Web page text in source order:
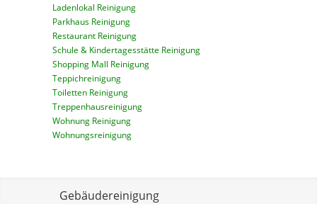
Ladenlokal Reinigung
Parkhaus Reinigung
Restaurant Reinigung
Schule & Kindertagesstätte Reinigung
Shopping Mall Reinigung
Teppichreinigung
Toiletten Reinigung
Treppenhausreinigung
Wohnung Reinigung
Wohnungsreinigung
Gebäudereinigung